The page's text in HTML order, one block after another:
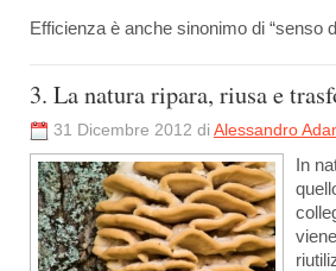
Efficienza è anche sinonimo di “senso
3. La natura ripara, riusa e
31 Dicembre 2012 di Alessandro
In